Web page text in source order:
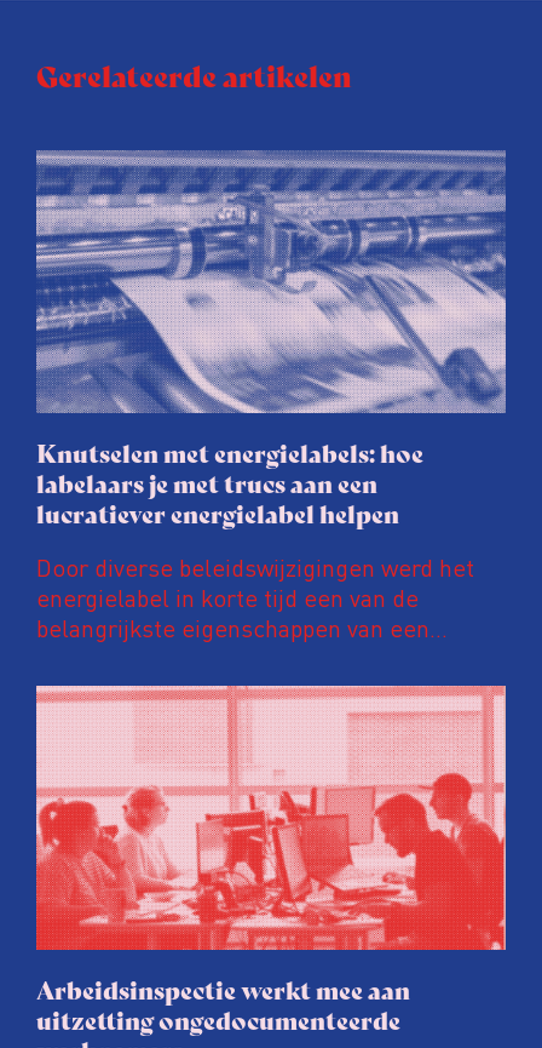
Gerelateerde artikelen
Knutselen met energielabels: hoe
labelaars je met trucs aan een
lucratiever energielabel helpen
Door diverse beleidswijzigingen werd het
energielabel in korte tijd een van de
belangrijkste eigenschappen van een
prijs van een huis en huurinkomsten met
tienduizenden euro’s opschroeven. Daar
wordt door energielabelaars en
vastgoedpartijen gretig op ingespeeld, blijkt
uit onderzoek van het FD. Tienduizenden
labels vallen op dubieuze wijze nét in een
groenere labelletter.
Arbeidsinspectie werkt mee aan
uitzetting ongedocumenteerde